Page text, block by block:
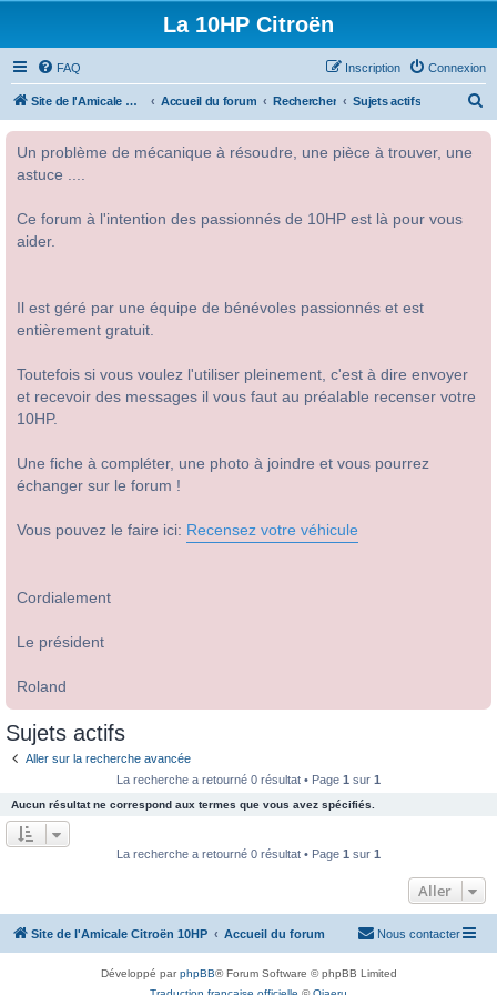
La 10HP Citroën
FAQ Connexion
Inscription
Site de l'Amicale Citroën 10HP Accueil du forum Rechercher Sujets actifs
Un problème de mécanique à résoudre, une pièce à trouver, une
astuce ....
Ce forum à l'intention des passionnés de 10HP est là pour vous
aider.
Il est géré par une équipe de bénévoles passionnés et est
entièrement gratuit.
Toutefois si vous voulez l'utiliser pleinement, c'est à dire envoyer
et recevoir des messages il vous faut au préalable recenser votre
10HP.
Une fiche à compléter, une photo à joindre et vous pourrez
échanger sur le forum !
Vous pouvez le faire ici: Recensez votre véhicule
Cordialement
Le président
Roland
Sujets actifs
Aller sur la recherche avancée
La recherche a retourné 0 résultat • Page 1 sur 1
Aucun résultat ne correspond aux termes que vous avez spécifiés.
La recherche a retourné 0 résultat • Page 1 sur 1
Aller
Site de l'Amicale Citroën 10HP Accueil du forum Nous contacter
Développé parphpBB® Forum Software © phpBB Limited